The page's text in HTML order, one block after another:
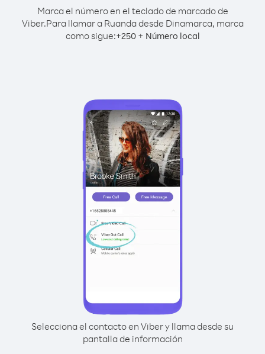
Marca el número en el teclado de marcado de
Viber.Para llamar a Ruanda desde Dinamarca, marca
como sigue:+250+ Número local
Selecciona el contacto en Viber y llama desde su
pantalla de información